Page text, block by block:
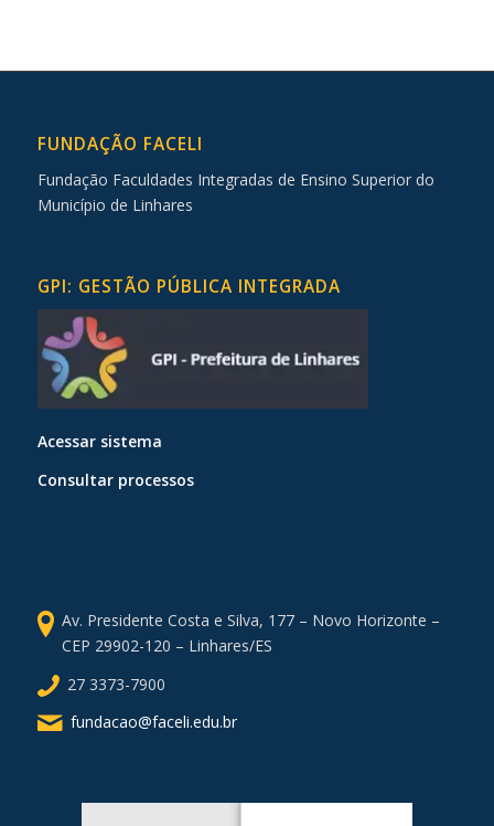
FUNDAÇÃO FACELI
Fundação Faculdades Integradas de Ensino Superior do
Município de Linhares
GPI: GESTÃO PÚBLICA INTEGRADA
Acessar sistema
Consultar processos
Av. Presidente Costa e Silva, 177 – Novo Horizonte –
CEP 29902-120 – Linhares/ES
27 3373-7900
fundacao@faceli.edu.br